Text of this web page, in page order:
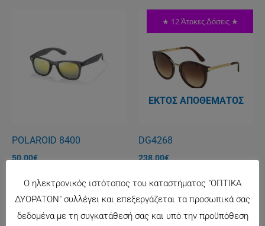
POLAROID 8400
50.00€
★ 12 Άτοκες Δόσεις ★
ΕΚΤΌΣ ΑΠΟΘΈΜΑΤΟΣ
DG4268
238.00€
Ο ηλεκτρονικός ιστότοπος του καταστήματος "ΟΠΤΙΚΑ
ΔΥΟΡΑΤΟΝ" συλλέγει και επεξεργάζεται τα προσωπικά σας
δεδομένα με τη συγκατάθεσή σας και υπό την προϋπόθεση